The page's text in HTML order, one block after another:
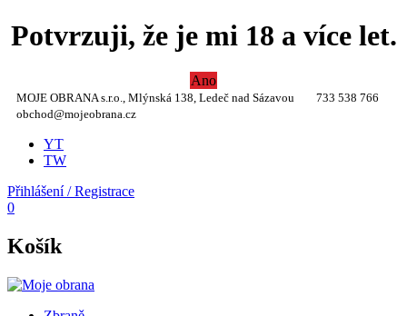
Potvrzuji, že je mi 18 a více let.
Ano
MOJE OBRANA s.r.o., Mlýnská 138, Ledeč nad Sázavou
733 538 766
obchod@mojeobrana.cz
YT
TW
Přihlášení / Registrace
0
Košík